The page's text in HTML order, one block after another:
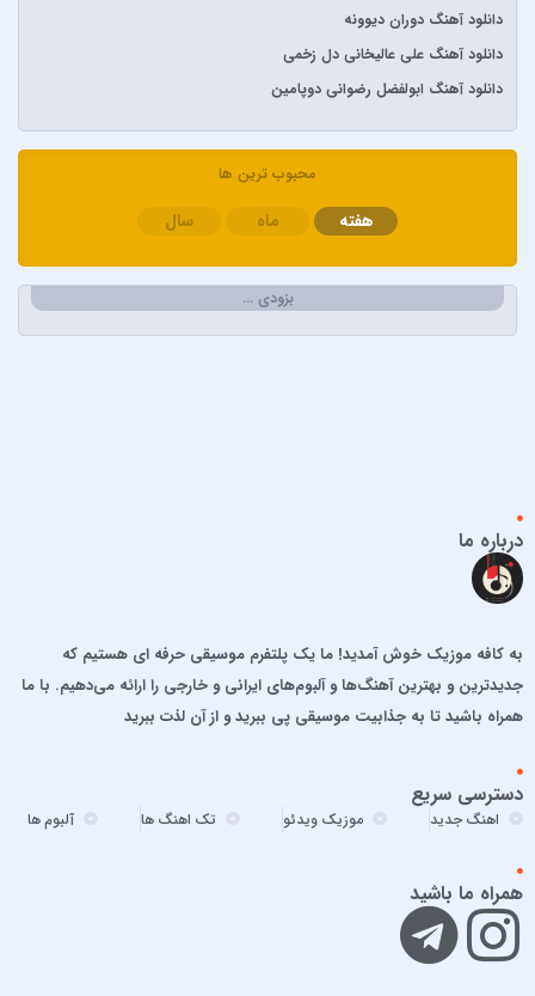
آیتوکان
آیسم
ابراهیم تاتلیسس
ابی دولابی
اپیکور و امین امینم
احسان دریادل
افشین خان
الجان
امید آمری
امید حاجیلی
امید مهداد
امیر تتلو
امیر جعفرنیا
امیر عباس
امیر عباس گلاب
دانلود آهنگ دوران دیوونه
دانلود آهنگ علی عالیخانی دل زخمی
دانلود آهنگ ابولفضل رضوانی دوپامین
محبوب ترین ها
هفته ماه سال
بزودی …
درباره ما
به کافه موزیک خوش آمدید! ما یک پلتفرم موسیقی حرفه ای هستیم که
جدیدترین و بهترین آهنگ‌ها و آلبوم‌های ایرانی و خارجی را ارائه می‌دهیم. با ما
همراه باشید تا به جذابیت موسیقی پی ببرید و از آن لذت ببرید
دسترسی سریع
اهنگ جدید موزیک ویدئو تک اهنگ ها آلبوم ها
همراه ما باشید